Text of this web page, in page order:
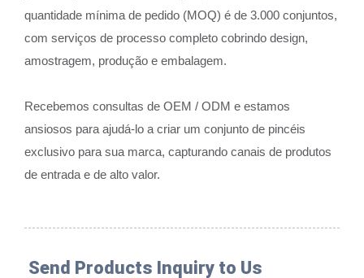
quantidade mínima de pedido (MOQ) é de 3.000 conjuntos,
com serviços de processo completo cobrindo design,
amostragem, produção e embalagem.
Recebemos consultas de OEM / ODM e estamos
ansiosos para ajudá-lo a criar um conjunto de pincéis
exclusivo para sua marca, capturando canais de produtos
de entrada e de alto valor.